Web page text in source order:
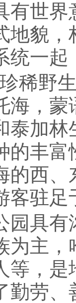
有世
地貌
统一
珍稀野
海，蒙
泰加
的丰
的西
客驻
园具
为主
等，
勤劳